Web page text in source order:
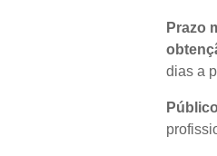
Prazo
dias a